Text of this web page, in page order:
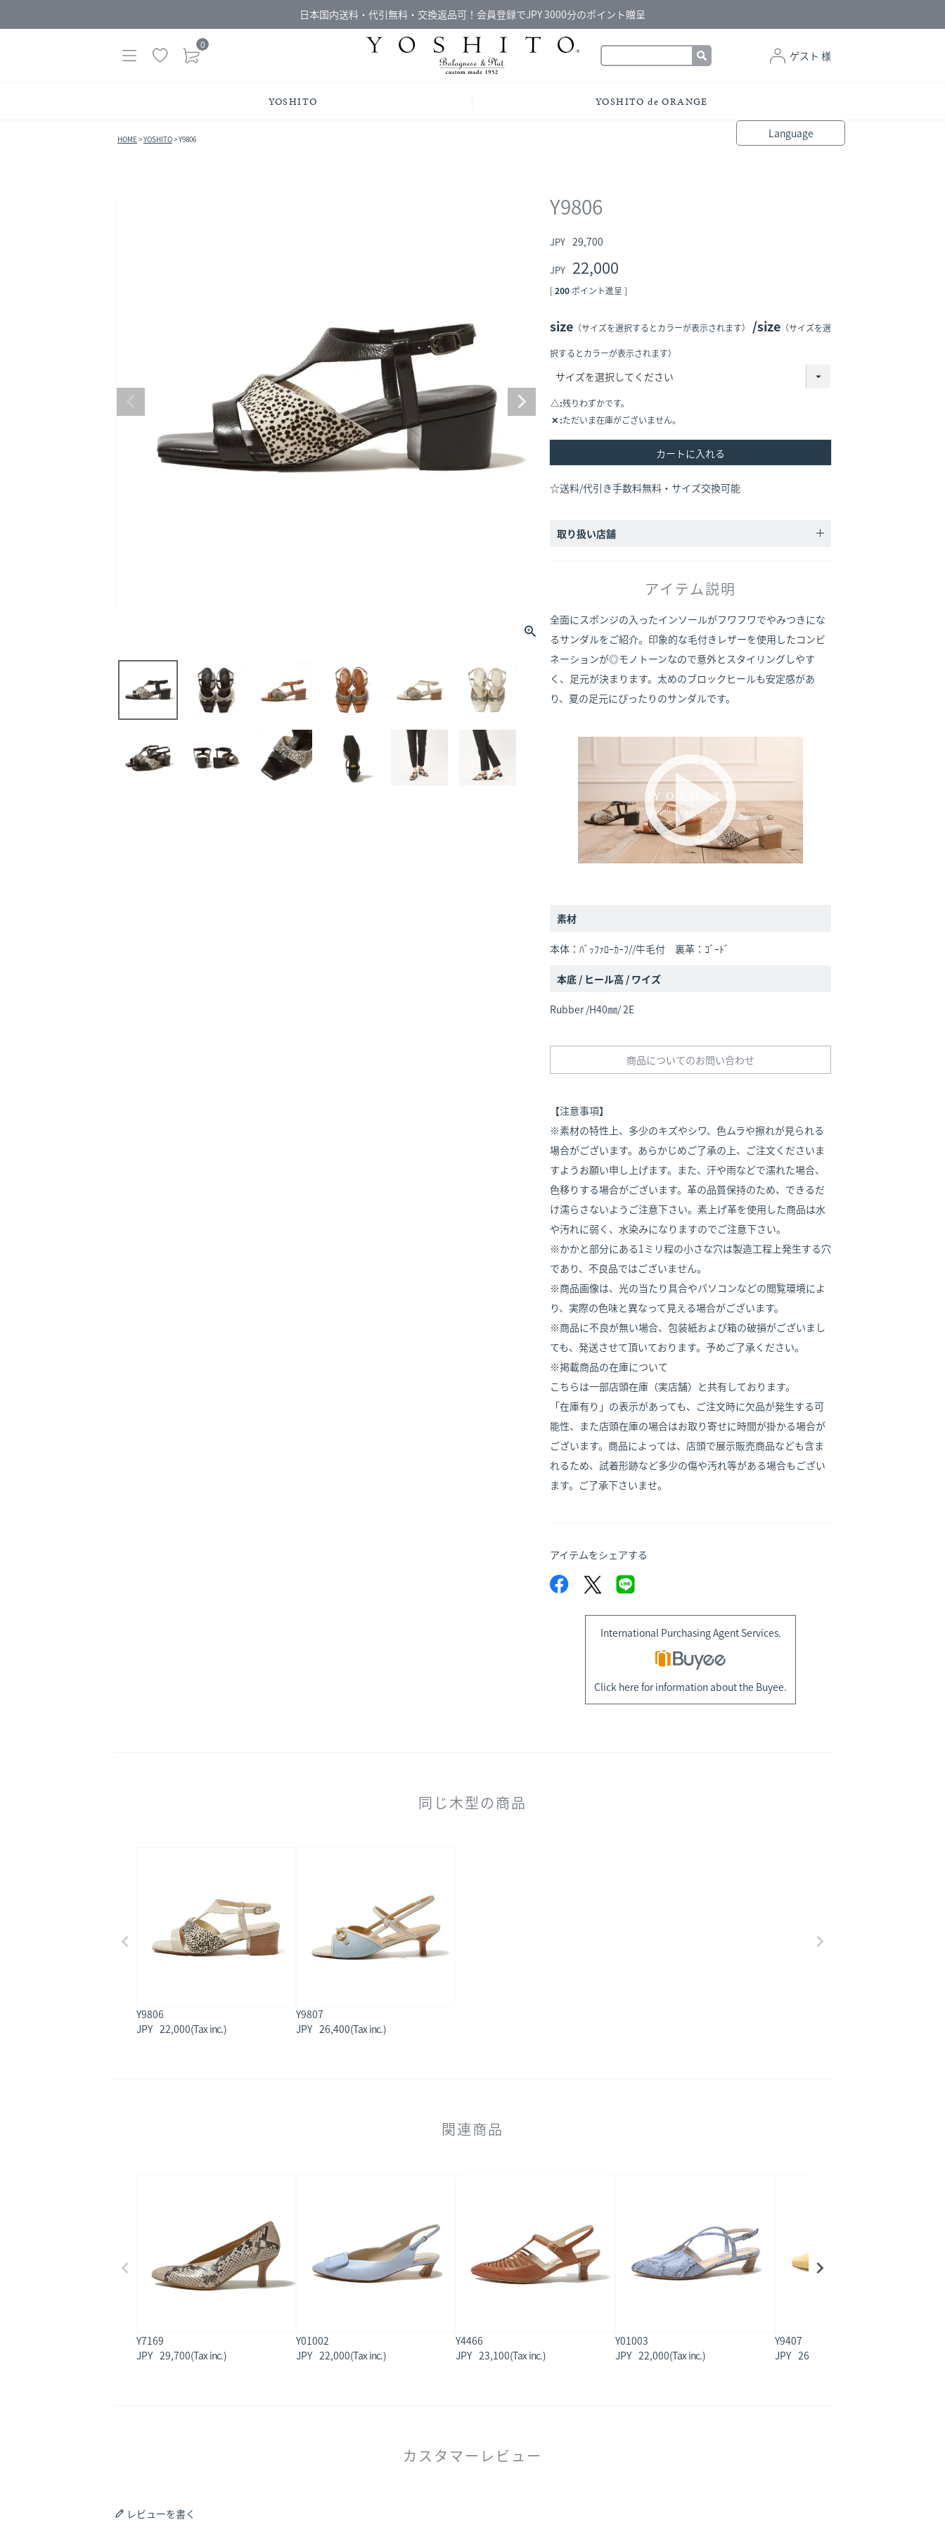
日本国内送料・代引無料・交換返品可！会員登録でJPY 3000分のポイント贈呈
0
ゲスト 様
YOSHITO YOSHITO de ORANGE
Language
HOME YOSHITO Y9806
Y9806
29,700
22,000
[200 ポイント進呈 ]
size （サイズを選択するとカラーが表示されます） size （サイズを選
択するとカラーが表示されます）
△ 残りわずかです。
✕ ただいま在庫がございません。
カートに入れる
☆送料/代引き手数料無料・サイズ交換可能
取り扱い店舗
アイテム説明
全面にスポンジの入ったインソールがフワフワでやみつきにな
るサンダルをご紹介。印象的な毛付きレザーを使用したコンビ
ネーションが◎モノトーンなので意外とスタイリングしやす
く、足元が決まります。太めのブロックヒールも安定感があ
り、夏の足元にぴったりのサンダルです。
素材
本体：ﾊﾞｯﾌｧﾛｰｶｰﾌ//牛毛付 裏革：ｺﾞｰﾄﾞ
本底 / ヒール高 / ワイズ
Rubber /H40㎜/ 2E
商品についてのお問い合わせ
【注意事項】
※素材の特性上、多少のキズやシワ、色ムラや擦れが見られる
場合がございます。あらかじめご了承の上、ご注文くださいま
すようお願い申し上げます。また、汗や雨などで濡れた場合、
色移りする場合がございます。革の品質保持のため、できるだ
け濡らさないようご注意下さい。素上げ革を使用した商品は水
や汚れに弱く、水染みになりますのでご注意下さい。
※かかと部分にある1ミリ程の小さな穴は製造工程上発生する穴
であり、不良品ではございません。
※商品画像は、光の当たり具合やパソコンなどの閲覧環境によ
り、実際の色味と異なって見える場合がございます。
※商品に不良が無い場合、包装紙および箱の破損がございまし
ても、発送させて頂いております。予めご了承ください。
※掲載商品の在庫について
こちらは一部店頭在庫（実店舗）と共有しております。
「在庫有り」の表示があっても、ご注文時に欠品が発生する可
能性、また店頭在庫の場合はお取り寄せに時間が掛かる場合が
ございます。商品によっては、店頭で展示販売商品なども含ま
れるため、試着形跡など多少の傷や汚れ等がある場合もござい
ます。ご了承下さいませ。
アイテムをシェアする
International Purchasing Agent Services.
Click here for information about the Buyee.
同じ木型の商品
Y9806
22,000
Y9807
26,400
関連商品
Y7169
29,700
Y01002
22,000
Y4466
23,100
Y01003
22,000
Y9407
26,400
カスタマーレビュー
レビューを書く